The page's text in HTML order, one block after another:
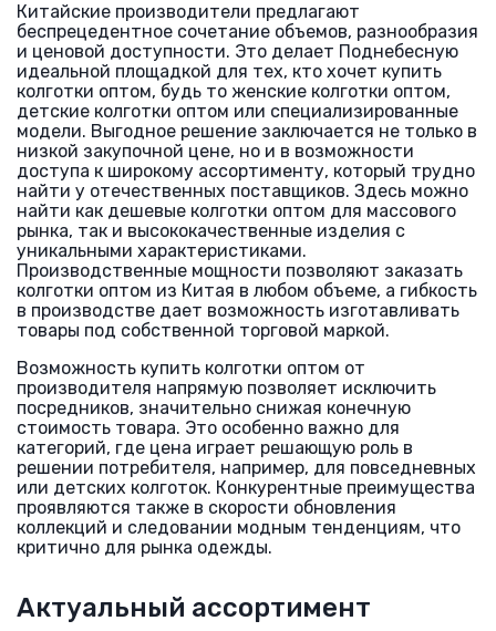
Китайские производители предлагают
беспрецедентное сочетание объемов, разнообразия
и ценовой доступности. Это делает Поднебесную
идеальной площадкой для тех, кто хочет купить
колготки оптом, будь то женские колготки оптом,
детские колготки оптом или специализированные
модели. Выгодное решение заключается не только в
низкой закупочной цене, но и в возможности
доступа к широкому ассортименту, который трудно
найти у отечественных поставщиков. Здесь можно
найти как дешевые колготки оптом для массового
рынка, так и высококачественные изделия с
уникальными характеристиками.
Производственные мощности позволяют заказать
колготки оптом из Китая в любом объеме, а гибкость
в производстве дает возможность изготавливать
товары под собственной торговой маркой.
Возможность купить колготки оптом от
производителя напрямую позволяет исключить
посредников, значительно снижая конечную
стоимость товара. Это особенно важно для
категорий, где цена играет решающую роль в
решении потребителя, например, для повседневных
или детских колготок. Конкурентные преимущества
проявляются также в скорости обновления
коллекций и следовании модным тенденциям, что
критично для рынка одежды.
Актуальный ассортимент